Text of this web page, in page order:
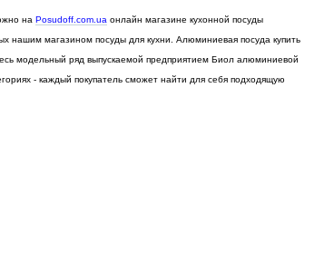
на Posudoff.com.ua онлайн магазине кухонной посуды
нашим магазином посуды для кухни. Алюминиевая посуда купить
модельный ряд выпускаемой предприятием Биол алюминиевой
- каждый покупатель сможет найти для себя подходящую